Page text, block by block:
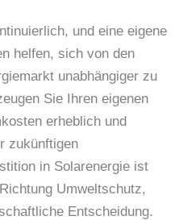
und eine eigene
helfen, sich von den
unabhängiger zu
Sie Ihren eigenen
erheblich und
zukünftigen
in Solarenergie ist
Umweltschutz,
Entscheidung.